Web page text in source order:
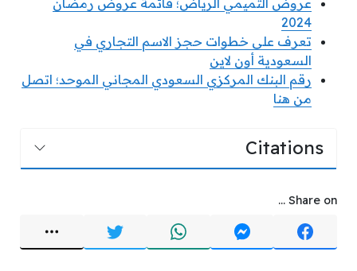
2024
تعرف على خطوات حجز الاسم التجاري في
السعودية أون لاين
رقم البنك المركزي السعودي المجاني الموحد؛ اتصل
من هنا
Citations
Share on ...